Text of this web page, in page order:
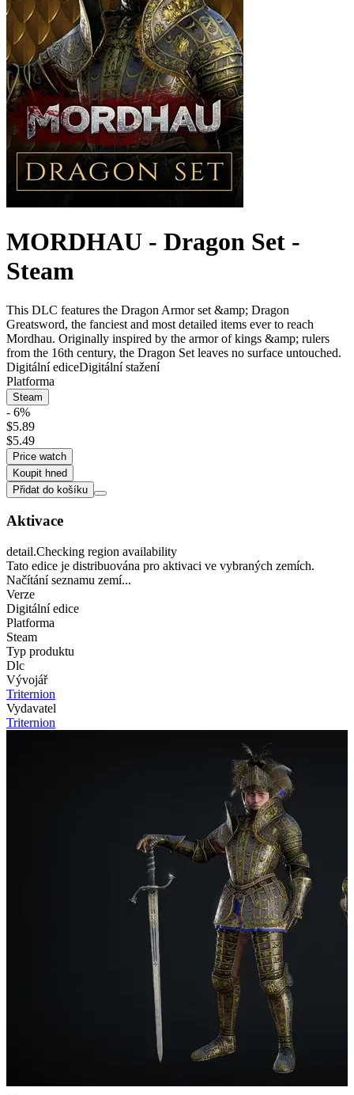
MORDHAU - Dragon Set -
Steam
This DLC features the Dragon Armor set &amp; Dragon
Greatsword, the fanciest and most detailed items ever to reach
Mordhau. Originally inspired by the armor of kings &amp; rulers
from the 16th century, the Dragon Set leaves no surface untouched.
Digitální ediceDigitální stažení
Platforma
Steam
- 6%
$5.89
$5.49
Price watch
Koupit hned
Přidat do košíku
Aktivace
detail.Checking region availability
Tato edice je distribuována pro aktivaci ve vybraných zemích.
Načítání seznamu zemí...
Verze
Digitální edice
Platforma
Steam
Typ produktu
Dlc
Vývojář
Triternion
Vydavatel
Triternion